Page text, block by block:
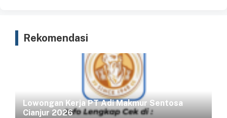
Rekomendasi
Lowongan Kerja PT Adi Makmur Sentosa
Cianjur 2026